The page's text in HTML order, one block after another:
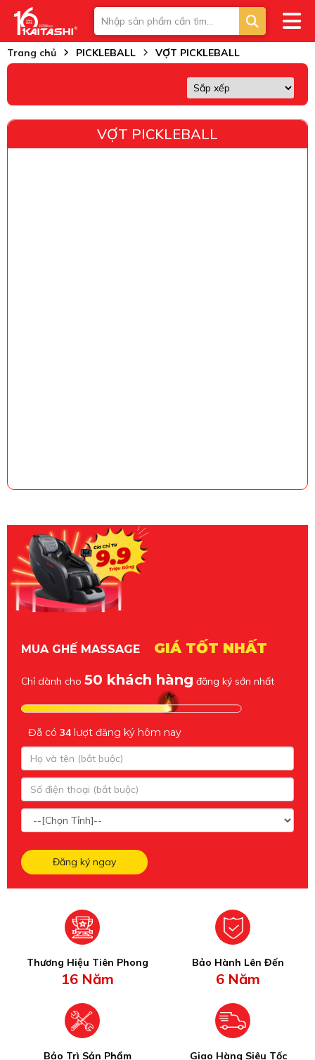
Trang chủ PICKLEBALL VỢT PICKLEBALL
VỢT PICKLEBALL
MUA GHẾ MASSAGE GIÁ TỐT NHẤT
Chỉ dành cho 50 khách hàng đăng ký sớn nhất
Đã có 34 lượt đăng ký hôm nay
Đăng ký ngay
Thương Hiệu Tiên Phong
16 Năm
Bảo Hành Lên Đến
6 Năm
Bảo Trì Sản Phẩm Giao Hàng Siêu Tốc